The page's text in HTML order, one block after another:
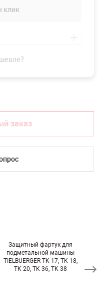
клик
заказ
Защитный фартук для
подметальной машины
TIELBUERGER TK 17, TK 18,
TK 20, TK 36, TK 38